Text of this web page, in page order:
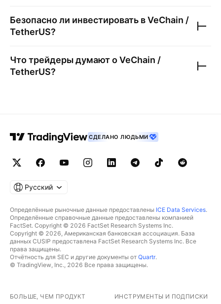
Безопасно ли инвестировать вVeChain /
TetherUS?
Что трейдеры думают оVeChain /
TetherUS?
СДЕЛАНО ЛЮДЬМИ
Русский
Определённые рыночные данные предоставлены ICE Data Services.
Определённые справочные данные предоставлены компанией
FactSet. Copyright © 2026 FactSet Research Systems Inc.
Copyright © 2026, Американская банковская ассоциация. База
данных CUSIP предоставлена FactSet Research Systems Inc. Все
права защищены.
Отчётность для SEC и другие документы от Quartr.
© TradingView, Inc., 2026 Все права защищены.
БОЛЬШЕ, ЧЕМ ПРОДУКТ ИНСТРУМЕНТЫ И ПОДПИСКИ